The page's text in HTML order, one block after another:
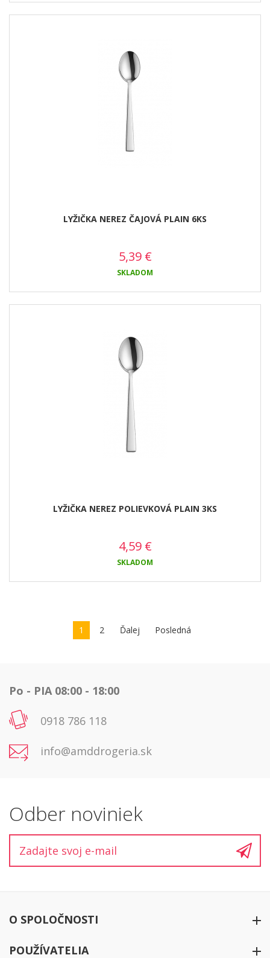
LYŽIČKA NEREZ ČAJOVÁ PLAIN 6KS
5,39 €
SKLADOM
LYŽIČKA NEREZ POLIEVKOVÁ PLAIN 3KS
4,59 €
SKLADOM
1 2 Ďalej Posledná
Po - PIA 08:00 - 18:00
0918 786 118
info@amddrogeria.sk
Odber noviniek
O SPOLOČNOSTI
O firme
POUŽÍVATELIA